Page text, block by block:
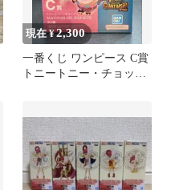
現在 ¥2,300
一番くじ ワンピース C賞
トニートニー・チョッパ